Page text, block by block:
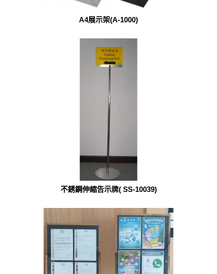
A4展示架(A-1000)
不銹鋼伸縮告示牌( SS-10039)